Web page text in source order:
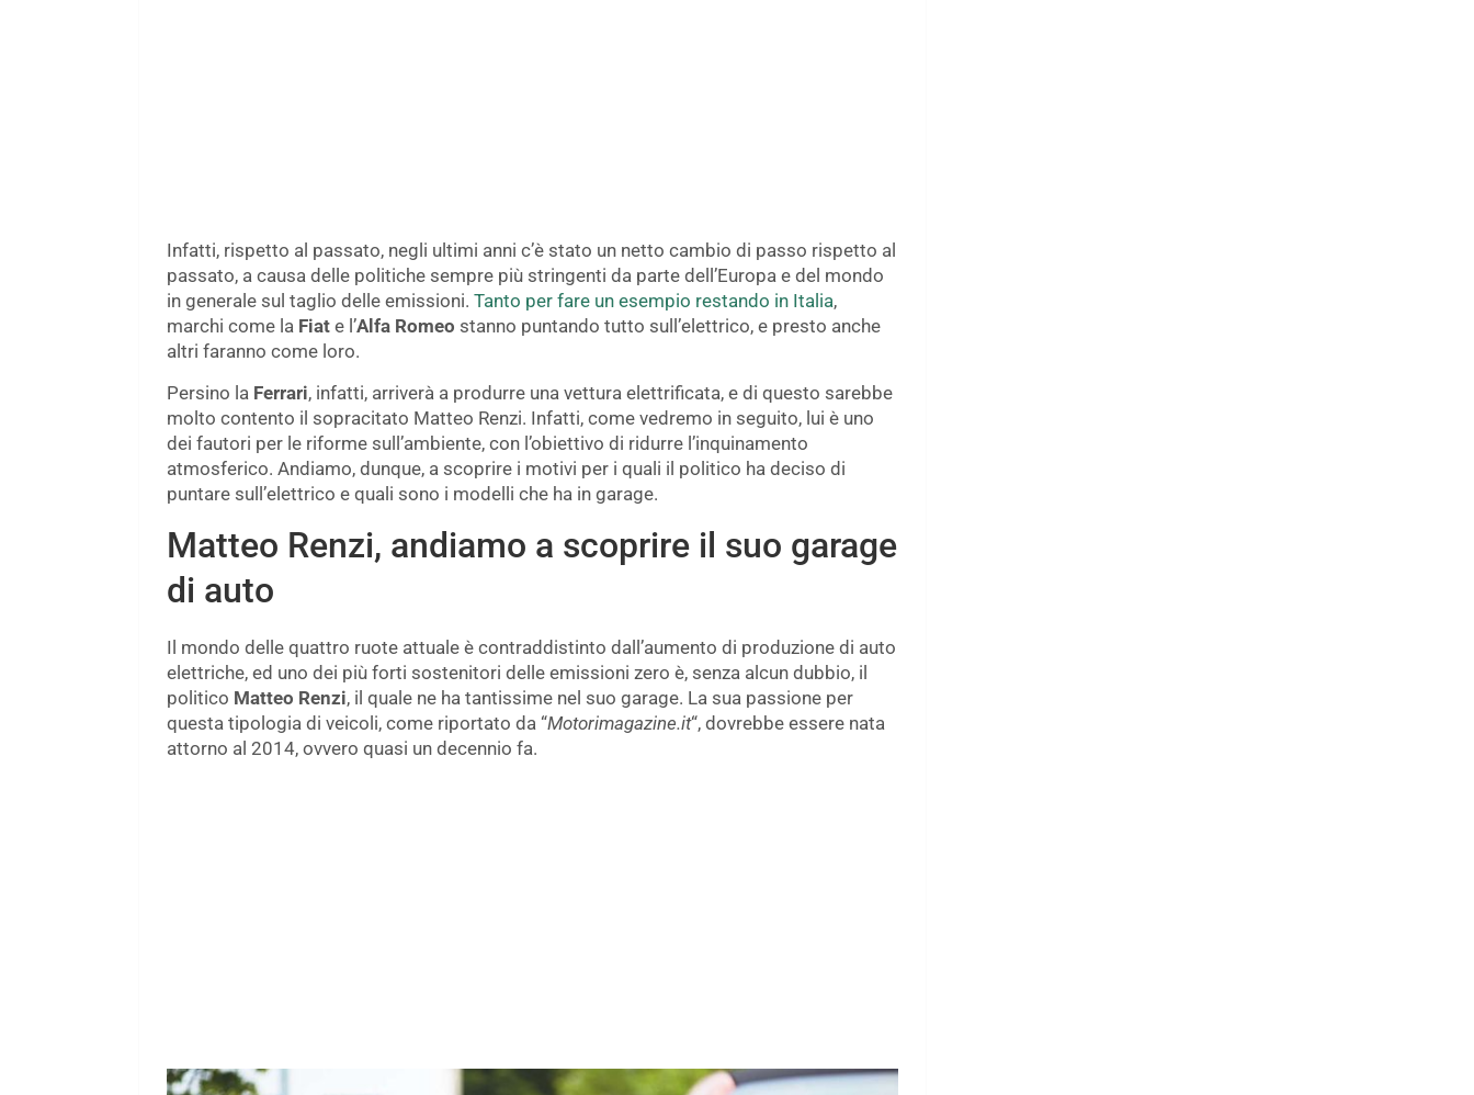
Infatti, rispetto al passato, negli ultimi anni c’è stato un netto cambio di passo rispetto al
passato, a causa delle politiche sempre più stringenti da parte dell’Europa e del mondo
in generale sul taglio delle emissioni. Tanto per fare un esempio restando in Italia,
marchi come la Fiat e l’Alfa Romeo stanno puntando tutto sull’elettrico, e presto anche
altri faranno come loro.
Persino la Ferrari, infatti, arriverà a produrre una vettura elettrificata, e di questo sarebbe
molto contento il sopracitato Matteo Renzi. Infatti, come vedremo in seguito, lui è uno
dei fautori per le riforme sull’ambiente, con l’obiettivo di ridurre l’inquinamento
atmosferico. Andiamo, dunque, a scoprire i motivi per i quali il politico ha deciso di
puntare sull’elettrico e quali sono i modelli che ha in garage.
Matteo Renzi, andiamo a scoprire il suo garage
di auto
Il mondo delle quattro ruote attuale è contraddistinto dall’aumento di produzione di auto
elettriche, ed uno dei più forti sostenitori delle emissioni zero è, senza alcun dubbio, il
politico Matteo Renzi, il quale ne ha tantissime nel suo garage. La sua passione per
questa tipologia di veicoli, come riportato da “Motorimagazine.it“, dovrebbe essere nata
attorno al 2014, ovvero quasi un decennio fa.